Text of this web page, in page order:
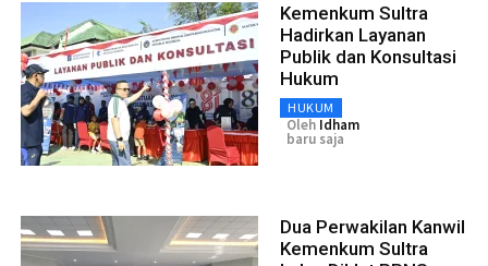
Kemenkum Sultra
Hadirkan Layanan
Publik dan Konsultasi
Hukum
HUKUM
Oleh Idham
baru saja
Dua Perwakilan Kanwil
Kemenkum Sultra